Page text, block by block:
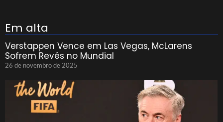
Em alta
Verstappen Vence em Las Vegas, McLarens
Sofrem Revés no Mundial
26 de novembro de 2025